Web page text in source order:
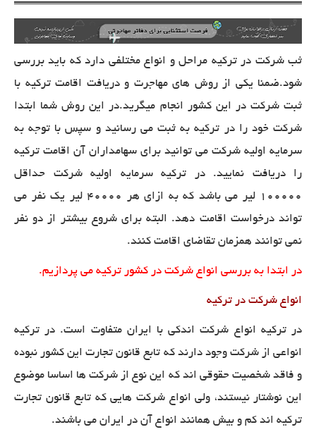
ثب شرکت در ترکیه مراحل و انواع مختلفی دارد که باید بررسی
شود.ضمنا یکی از روش های مهاجرت و دریافت اقامت ترکیه با
ثبت شرکت در این کشور انجام میگرید.در این روش شما ابتدا
شرکت خود را در ترکیه به ثبت می رسانید و سپس با توجه به
سرمایه اولیه شرکت می توانید برای سهامداران آن اقامت ترکیه
را دریافت نمایید. در ترکیه سرمایه اولیه شرکت حداقل
۱۰۰۰۰۰ لیر می باشد که به ازای هر ۴۰۰۰۰ لیر یک نفر می
تواند درخواست اقامت دهد. البته برای شروع بیشتر از دو نفر
نمی توانند همزمان تقاضای اقامت کنند.
در ابتدا به بررسی انواع شرکت در کشور ترکیه می پردازیم.
انواع شرکت در ترکیه
در ترکیه انواع شرکت اندکی با ایران متفاوت است. در ترکیه
انواعی از شرکت وجود دارند که تابع قانون تجارت این کشور نبوده
و فاقد شخصیت حقوقی اند که این نوع از شرکت ها اساسا موضوع
این نوشتار نیستند، ولی انواع شرکت هایی که تابع قانون تجارت
ترکیه اند کم و بیش همانند انواع آن در ایران می باشند.